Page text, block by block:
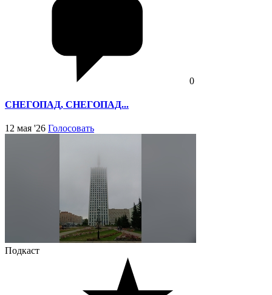
0
СНЕГОПАД, СНЕГОПАД...
12 мая '26 Голосовать
Подкаст